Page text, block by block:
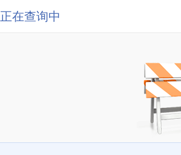
正在查询中